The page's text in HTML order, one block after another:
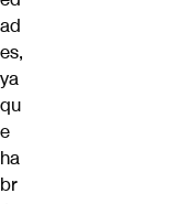
ad
es,
ya
qu
e
ha
br